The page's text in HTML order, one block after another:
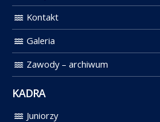
Kontakt
Galeria
Zawody – archiwum
KADRA
Juniorzy